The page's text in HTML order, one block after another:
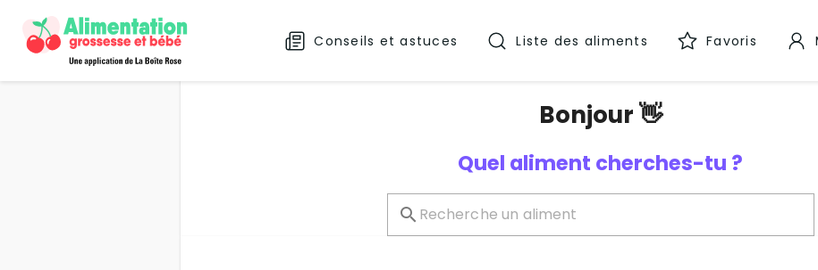
Conseils et astuces Liste des aliments Favoris
Bonjour 👋
Quel aliment cherches-tu ?